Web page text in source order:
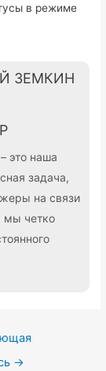
в режиме
ЗЕМКИН
это наша
задача,
на связи
мы четко
→